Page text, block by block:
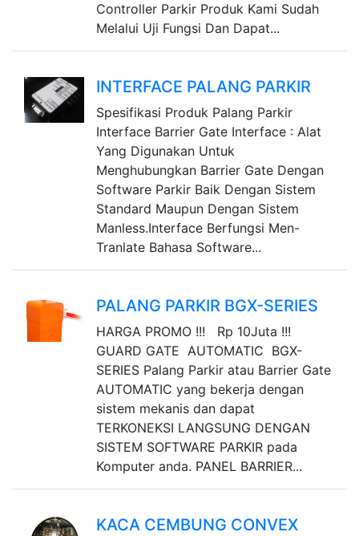
Controller Parkir Produk Kami Sudah
Melalui Uji Fungsi Dan Dapat...
INTERFACE PALANG PARKIR
Spesifikasi Produk Palang Parkir
Interface Barrier Gate Interface : Alat
Yang Digunakan Untuk
Menghubungkan Barrier Gate Dengan
Software Parkir Baik Dengan Sistem
Standard Maupun Dengan Sistem
Manless.Interface Berfungsi Men-
Tranlate Bahasa Software...
PALANG PARKIR BGX-SERIES
HARGA PROMO !!! Rp 10Juta !!!
GUARD GATE AUTOMATIC BGX-
SERIES Palang Parkir atau Barrier Gate
AUTOMATIC yang bekerja dengan
sistem mekanis dan dapat
TERKONEKSI LANGSUNG DENGAN
SISTEM SOFTWARE PARKIR pada
Komputer anda. PANEL BARRIER...
KACA CEMBUNG CONVEX